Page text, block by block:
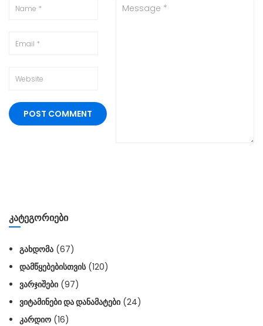
ᲙᲐᲢᲔᲒᲝᲠᲘᲔᲑᲘ
ᲒᲐᲮᲓᲝᲛᲐ (67)
ᲓᲐᲛᲬᲧᲔᲑᲔᲑᲘᲡᲗᲕᲘᲡ(120)
ᲕᲐᲠᲯᲘᲨᲔᲑᲘ (97)
ᲕᲘᲢᲐᲛᲘᲜᲔᲑᲘ ᲓᲐ ᲓᲐᲜᲐᲛᲐᲢᲔᲑᲘ (24)
ᲙᲐᲠᲓᲘᲝ (16)